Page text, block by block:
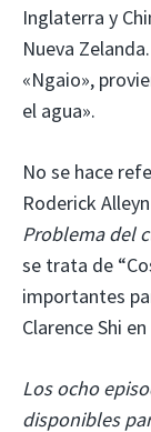
Inglaterra y
Nueva
«Ngaio»,
el agua».
No se hace
Roderick
Problema del
se trata de
importantes
Clarence Shi
Los ocho
disponibles